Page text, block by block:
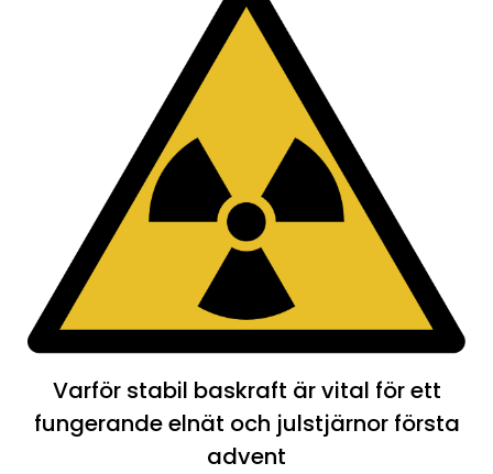
Varför stabil baskraft är vital för ett
fungerande elnät och julstjärnor första
advent